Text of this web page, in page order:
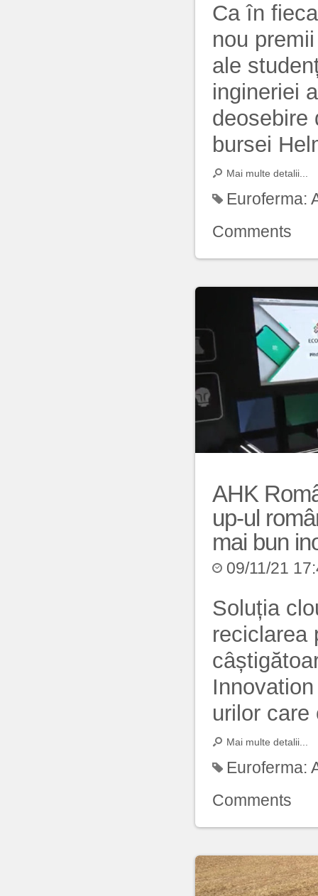
Ca în
nou
ale
ingineriei
deosebire
bursei
Mai multe detalii...
Euroferma:
Comments
AHK
up-ul
mai bun
09/11/21
Soluția
reciclarea
urilor
Mai multe detalii...
Euroferma:
Comments